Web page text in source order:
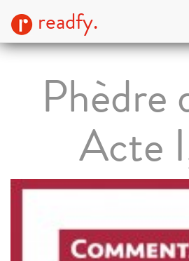
readfy.
Phèdre
Acte